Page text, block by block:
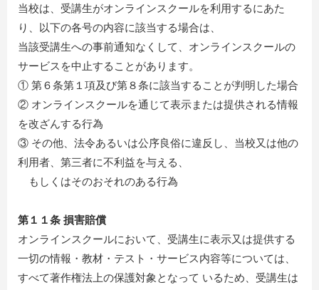
当校は、受講生がオンラインスクールを利用するにあた
り、以下の各号の内容に該当する場合は、
当該受講生への事前通知なくして、オンラインスクールの
サービスを中止することがあります。
① 第６条第１項及び第８条に該当することが判明した場合
② オンラインスクールを通じて表示または提供される情報
を改ざんする行為
③ その他、法令あるいは公序良俗に違反し、当校又は他の
利用者、第三者に不利益を与える、
もしくはそのおそれのある行為
第１１条 損害賠償
オンラインスクールにおいて、受講生に表示又は提供する
一切の情報・教材・テスト・サービス内容等については、
すべて著作権法上の保護対象となって いるため、受講生は